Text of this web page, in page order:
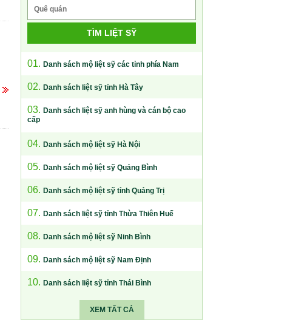
TÌM LIỆT SỸ
01. Danh sách mộ liệt sỹ các tỉnh phía Nam
02. Danh sách liệt sỹ tỉnh Hà Tây
03. Danh sách liệt sỹ anh hùng và cán bộ cao
cấp
04. Danh sách mộ liệt sỹ Hà Nội
05. Danh sách mộ liệt sỹ Quảng Bình
06. Danh sách mộ liệt sỹ tỉnh Quảng Trị
07. Danh sách liệt sỹ tỉnh Thừa Thiên Huế
08. Danh sách mộ liệt sỹ Ninh Bình
09. Danh sách mộ liệt sỹ Nam Định
10. Danh sách liệt sỹ tỉnh Thái Bình
XEM TẤT CẢ